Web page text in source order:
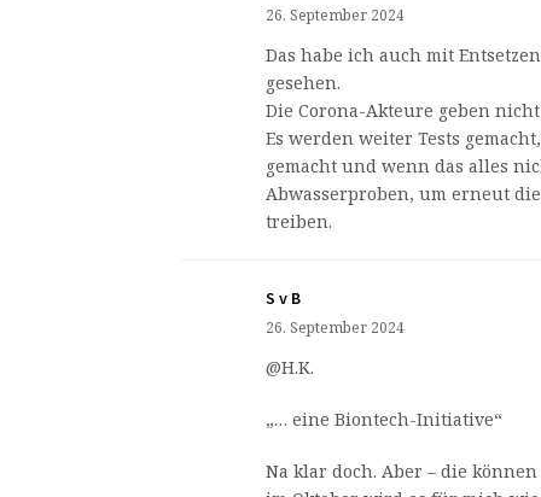
26. September 2024
Das habe ich auch mit
gesehen.
Die Corona-Akteure geben
Es werden weiter Tests
gemacht und wenn das alles
Abwasserproben, um erneut
treiben.
S v B
26. September 2024
@H.K.
„… eine Biontech-Initiative“
Na klar doch. Aber – die